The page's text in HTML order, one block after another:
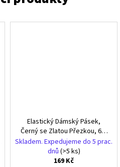
Elastický Dámský Pásek,
Černý se Zlatou Přezkou, 65-
95 cm x 6 cm
Skladem. Expedujeme do 5 prac.
dnů (>5 ks)
169 Kč